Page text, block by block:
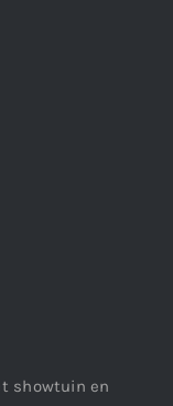
showtuin en